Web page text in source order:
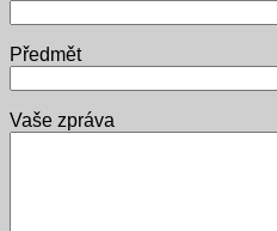
Předmět
Vaše zpráva